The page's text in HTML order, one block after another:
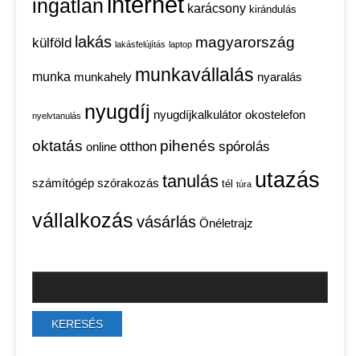
ingatlan karácsony kirándulás
külföld lakás lakásfelújítás laptop magyarország
munka munkahely munkavállalás nyaralás
nyelvtanulás nyugdíj nyugdíjkalkulátor okostelefon
oktatás online otthon pihenés spórolás
számítógép szórakozás tanulás tél túra utazás
vállalkozás vásárlás Önéletrajz